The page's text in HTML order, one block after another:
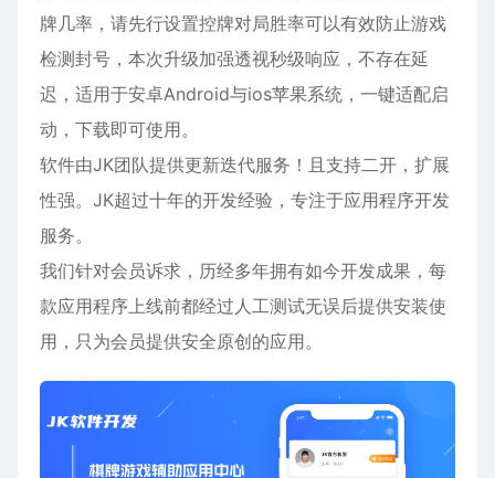
牌几率，请先行设置控牌对局胜率可以有效防止游戏
检测封号，本次升级加强透视秒级响应，不存在延
迟，适用于安卓Android与ios苹果系统，一键适配启
动，下载即可使用。
软件由JK团队提供更新迭代服务！且支持二开，扩展
性强。JK超过十年的开发经验，专注于应用程序开发
服务。
我们针对会员诉求，历经多年拥有如今开发成果，每
款应用程序上线前都经过人工测试无误后提供安装使
用，只为会员提供安全原创的应用。